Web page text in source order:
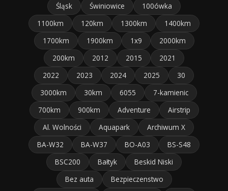
Śląsk
Świniowice
100ówka
1100km
120km 1300km
1400km
1700km
1900km 1x9
2000km
200km
2012 2015
2021
2022
2023 2024 2025
30
3000km
30km 6055
7-kamienic
700km
900km Adventure
Airstrip
Al. Wolności
Aquapark
Archiwum X
BA-W32
BA-W37 BO-A03
BS-S48
BSC200
Bałtyk
Beskid Niski
Bez auta
Bezpieczenstwo